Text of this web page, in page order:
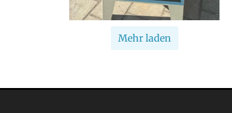
Mehr laden